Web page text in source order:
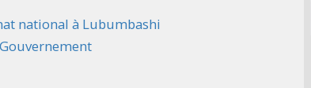
national à Lubumbashi